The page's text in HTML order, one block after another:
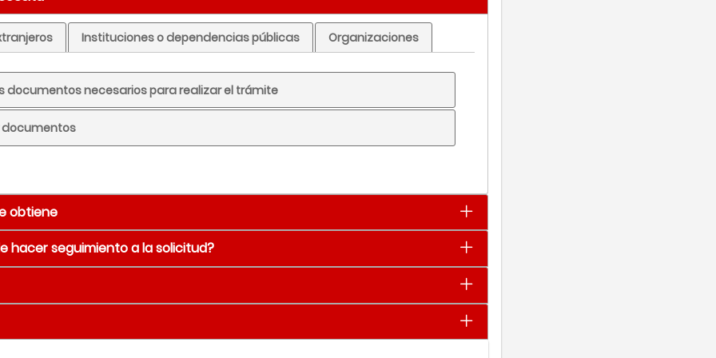
Instituciones o dependencias públicas Organizaciones
documentos necesarios para realizar el trámite
documentos
obtiene
para la cremación de un cadáver
inmediata
hacer seguimiento a la solicitud?